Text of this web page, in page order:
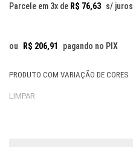
Parcele em 3x de R$ 76,63 s/ juros
ou R$ 206,91 pagando no PIX
PRODUTO COM VARIAÇÃO DE CORES
LIMPAR